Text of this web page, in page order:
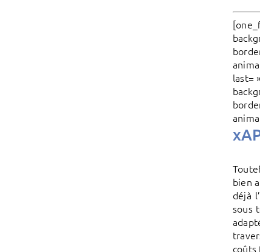
last=
bien
déjà
sous
coûts